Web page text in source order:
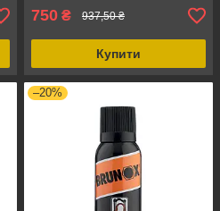
750 ₴ 937,50 ₴
Купити
–20%